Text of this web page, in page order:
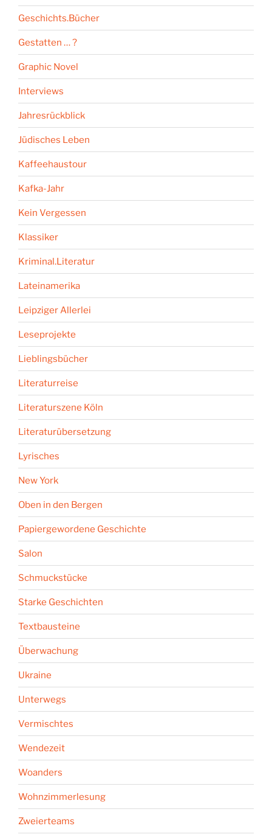
Geschichts.Bücher
Gestatten … ?
Graphic Novel
Interviews
Jahresrückblick
Jüdisches Leben
Kaffeehaustour
Kafka-Jahr
Kein Vergessen
Klassiker
Kriminal.Literatur
Lateinamerika
Leipziger Allerlei
Leseprojekte
Lieblingsbücher
Literaturreise
Literaturszene Köln
Literaturübersetzung
Lyrisches
New York
Oben in den Bergen
Papiergewordene Geschichte
Salon
Schmuckstücke
Starke Geschichten
Textbausteine
Überwachung
Ukraine
Unterwegs
Vermischtes
Wendezeit
Woanders
Wohnzimmerlesung
Zweierteams